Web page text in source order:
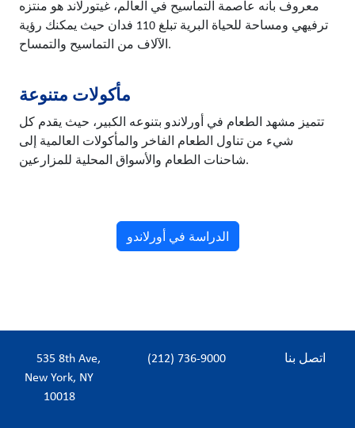
معروف بأنه عاصمة التماسيح في العالم، غيتورلاند هو منتزه
ترفيهي ومساحة للحياة البرية تبلغ 110 فدان حيث يمكنك رؤية
الآلاف من التماسيح والتمساح.
مأكولات متنوعة
تتميز مشهد الطعام في أورلاندو بتنوعه الكبير، حيث يقدم كل
شيء من تناول الطعام الفاخر والمأكولات العالمية إلى
شاحنات الطعام والأسواق المحلية للمزارعين.
الدراسة في أورلاندو
535 8th Ave,
New York, NY
10018
(212) 736-9000 اتصل بنا